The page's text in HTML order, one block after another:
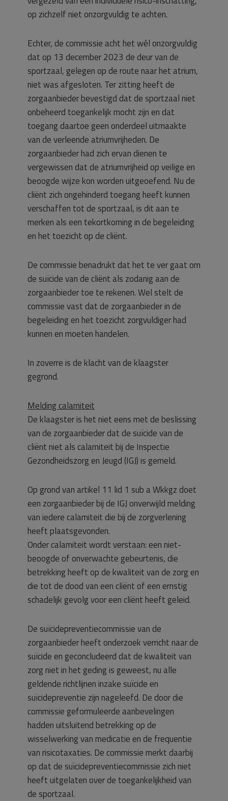
op zichzelf niet onzorgvuldig te achten.
Echter, de commissie acht het wél onzorgvuldig
dat op 13 december 2023 de deur van de
sportzaal, gelegen op de route naar het atrium,
niet was afgesloten. Ter zitting heeft de
zorgaanbieder bevestigd dat de sportzaal niet
onbeheerd toegankelijk mocht zijn en dat
toegang daartoe geen onderdeel uitmaakte
van de verleende atriumvrijheden. De
zorgaanbieder had zich ervan dienen te
vergewissen dat de atriumvrijheid op veilige en
beoogde wijze kon worden uitgeoefend. Nu de
cliënt zich ongehinderd toegang heeft kunnen
verschaffen tot de sportzaal, is dit aan te
merken als een tekortkoming in de begeleiding
en het toezicht op de cliënt.
De commissie benadrukt dat het te ver gaat om
de suïcide van de cliënt als zodanig aan de
zorgaanbieder toe te rekenen. Wel stelt de
commissie vast dat de zorgaanbieder in de
begeleiding en het toezicht zorgvuldiger had
kunnen en moeten handelen.
In zoverre is de klacht van de klaagster
gegrond.
Melding calamiteit
De klaagster is het niet eens met de beslissing
van de zorgaanbieder dat de suïcide van de
cliënt niet als calamiteit bij de Inspectie
Gezondheidszorg en Jeugd (IGJ) is gemeld.
Op grond van artikel 11 lid 1 sub a Wkkgz doet
een zorgaanbieder bij de IGJ onverwijld melding
van iedere calamiteit die bij de zorgverlening
heeft plaatsgevonden.
Onder calamiteit wordt verstaan: een niet-
beoogde of onverwachte gebeurtenis, die
betrekking heeft op de kwaliteit van de zorg en
die tot de dood van een cliënt of een ernstig
schadelijk gevolg voor een cliënt heeft geleid.
De suïcidepreventiecommissie van de
zorgaanbieder heeft onderzoek verricht naar de
suïcide en geconcludeerd dat de kwaliteit van
zorg niet in het geding is geweest, nu alle
geldende richtlijnen inzake suïcide en
suïcidepreventie zijn nageleefd. De door die
commissie geformuleerde aanbevelingen
hadden uitsluitend betrekking op de
wisselwerking van medicatie en de frequentie
van risicotaxaties. De commissie merkt daarbij
op dat de suïcidepreventiecommissie zich niet
heeft uitgelaten over de toegankelijkheid van
de sportzaal.